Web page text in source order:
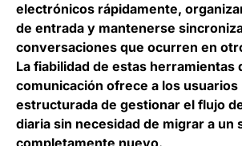
electrónicos rápidamente,
de entrada y mantenerse
conversaciones que ocurren en
La fiabilidad de estas herramientas
comunicación ofrece a los usuarios
estructurada de gestionar el flujo
diaria sin necesidad de migrar a un